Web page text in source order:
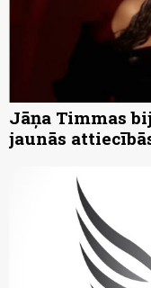
Jāņa Timmas
jaunās